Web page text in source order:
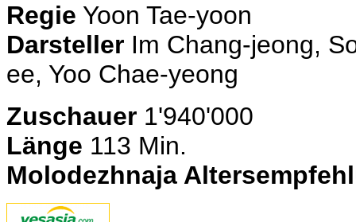
Regie Yoon Tae-yoon
Darsteller Im Chang-jeong,
ee, Yoo Chae-yeong
Zuschauer 1'940'000
Länge 113 Min.
Molodezhnaja